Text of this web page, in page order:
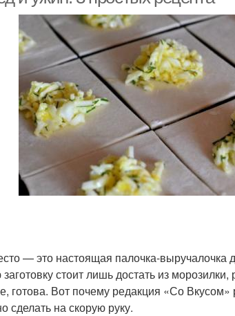
— это настоящая палочка-выручалочка
стоит лишь достать из
готова. Вот почему редакция «Со
сделать на скорую руку.